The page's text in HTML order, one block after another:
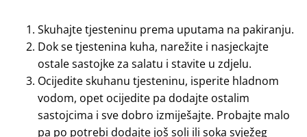
Skuhajte tjesteninu prema uputama na pakiranju.
Dok se tjestenina kuha, narežite i nasjeckajte
ostale sastojke za salatu i stavite u zdjelu.
Ocijedite skuhanu tjesteninu, isperite hladnom
vodom, opet ocijedite pa dodajte ostalim
sastojcima i sve dobro izmiješajte. Probajte malo
pa po potrebi dodajte još soli ili soka svježeg